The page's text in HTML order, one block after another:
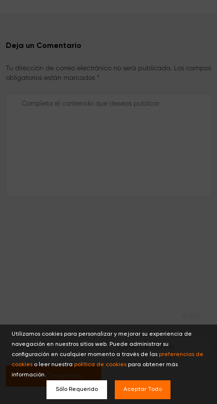
Deja un Comentario
Tu dirección de correo electrónico no será publicada. Los campos
obligatorios están marcados *
Enviar Comentario
Utilizamos cookies para personalizar y mejorar su experiencia de
navegación en nuestros sitios web. Puede administrar su
configuración en cualquier momento a través de las preferencias de
cookieso leer nuestrapolítica de cookies para obtener más
información.
Sólo Requerido Aceptar Todo